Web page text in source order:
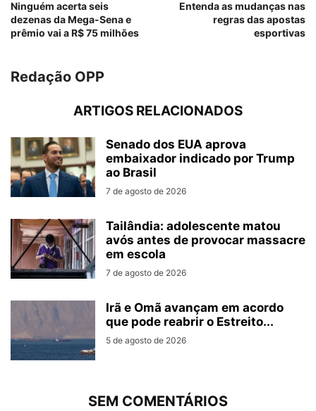
Ninguém acerta seis
dezenas da Mega-Sena e
prêmio vai a R$ 75 milhões
Entenda as mudanças nas
regras das apostas
esportivas
Redação OPP
ARTIGOS RELACIONADOS
Senado dos EUA aprova
embaixador indicado por Trump
ao Brasil
7 de agosto de 2026
Tailândia: adolescente matou
avós antes de provocar massacre
em escola
7 de agosto de 2026
Irã e Omã avançam em acordo
que pode reabrir o Estreito...
5 de agosto de 2026
SEM COMENTÁRIOS